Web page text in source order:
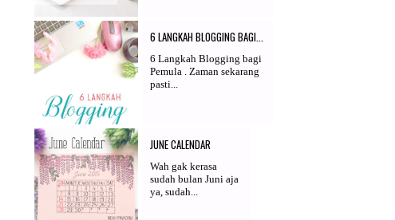
6 LANGKAH BLOGGING BAGI...
6 Langkah Blogging bagi
Pemula . Zaman sekarang
pasti...
JUNE CALENDAR
Wah gak kerasa
sudah bulan Juni aja
ya, sudah...